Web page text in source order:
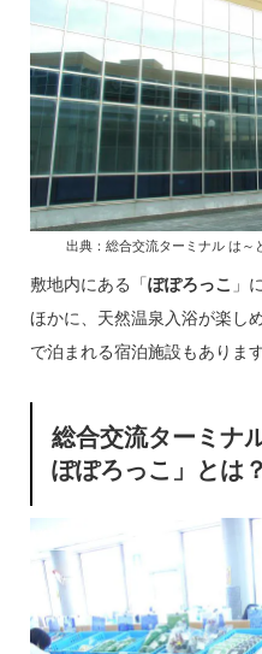
出典：総合交流ターミナル は～
敷地内にある「ぽぽろっこ 」
ほかに、天然温泉入浴が楽し
で泊まれる宿泊施設もあります
総合交流ターミナ
ぽぽろっこ」とは？